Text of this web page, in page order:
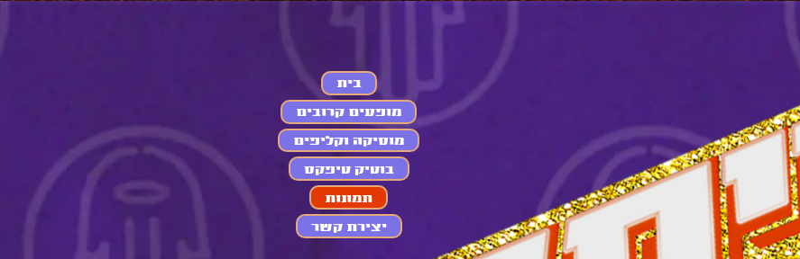
בית
מופעים קרובים
מוסיקה וקליפים
בוטיק טיפקס
תמונות
יצירת קשר